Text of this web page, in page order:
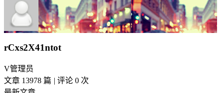
rCxs2X41ntot
V管理员
文章 13978 篇 | 评论 0 次